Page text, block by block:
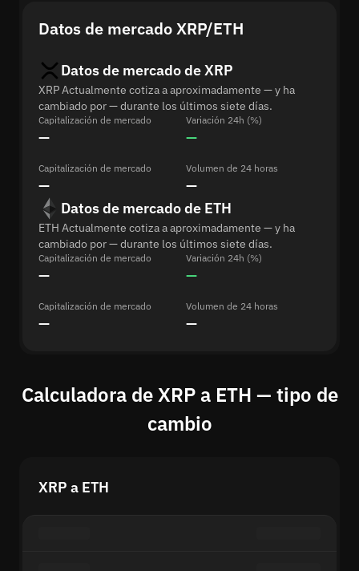
Datos de mercado XRP/ETH
Datos de mercado de XRP
XRP Actualmente cotiza a aproximadamente — y ha
cambiado por — durante los últimos siete días.
Capitalización de mercado
—
Variación 24h (%)
—
Capitalización de mercado
—
Volumen de 24 horas
—
Datos de mercado de ETH
ETH Actualmente cotiza a aproximadamente — y ha
cambiado por — durante los últimos siete días.
Capitalización de mercado
—
Variación 24h (%)
—
Capitalización de mercado
—
Volumen de 24 horas
—
Calculadora de XRP a ETH — tipo de
cambio
XRP a ETH